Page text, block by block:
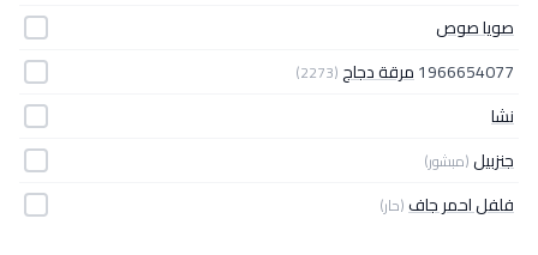
صويا صوص
1966654077مرقة دجاج(2273)
نشا
جنزبيل(مبشور)
فلفل احمر جاف(حار)